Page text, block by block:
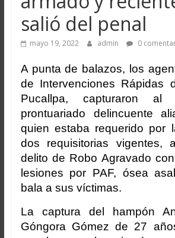
salió del penal
mayo 19, 2022 admin 0
A punta de balazos, los
de Intervenciones Rápidas
Pucallpa, capturaron al
prontuariado delincuente
quien estaba requerido por
dos requisitorias vigentes,
delito de Robo Agravado
lesiones por PAF, ósea
bala a sus víctimas.
La captura del hampón
Góngora Gómez de 27